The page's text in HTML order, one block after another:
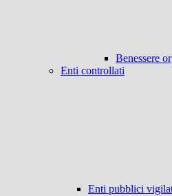
Benessere
Enti controllati
Enti pubblici